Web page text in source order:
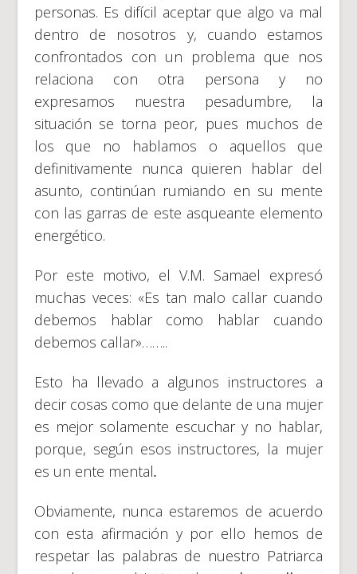
personas. Es difícil aceptar que algo va mal
dentro de nosotros y, cuando estamos
confrontados con un problema que nos
relaciona con otra persona y no
expresamos nuestra pesadumbre, la
situación se torna peor, pues muchos de
los que no hablamos o aquellos que
definitivamente nunca quieren hablar del
asunto, continúan rumiando en su mente
con las garras de este asqueante elemento
energético.
Por este motivo, el V.M. Samael expresó
muchas veces: «Es tan malo callar cuando
debemos hablar como hablar cuando
debemos callar»……..
Esto ha llevado a algunos instructores a
decir cosas como que delante de una mujer
es mejor solamente escuchar y no hablar,
porque, según esos instructores, la mujer
es un ente mental.
Obviamente, nunca estaremos de acuerdo
con esta afirmación y por ello hemos de
respetar las palabras de nuestro Patriarca